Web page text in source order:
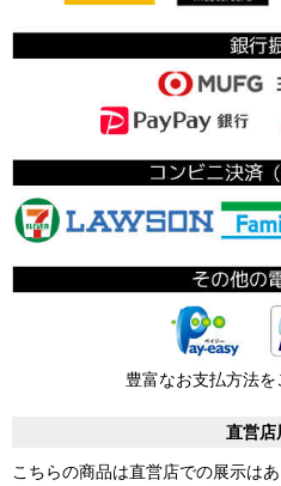
豊富なお支払方法
直営店
こちらの商品は直営店での展示は